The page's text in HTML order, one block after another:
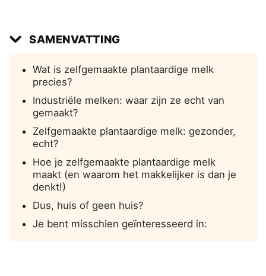
SAMENVATTING
Wat is zelfgemaakte plantaardige melk
precies?
Industriële melken: waar zijn ze echt van
gemaakt?
Zelfgemaakte plantaardige melk: gezonder,
echt?
Hoe je zelfgemaakte plantaardige melk
maakt (en waarom het makkelijker is dan je
denkt!)
Dus, huis of geen huis?
Je bent misschien geïnteresseerd in: